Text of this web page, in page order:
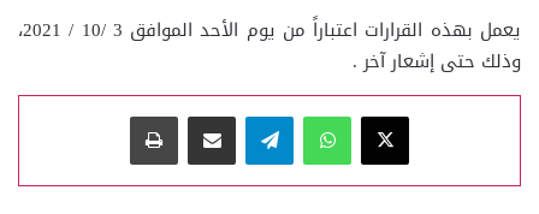
يعمل بهذه القرارات اعتباراً من يوم الأحد الموافق 3 /10 / 2021،
وذلك حتى إشعار آخر .
‫X
واتسابتيلقراممشاركة عبر البريد طباعة